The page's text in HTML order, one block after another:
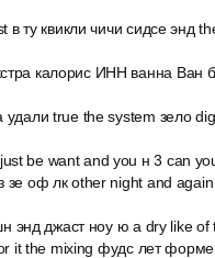
ту квикли чичи сидсе энд
калорис ИНН ванна Ван
true the system зело
be want and you н 3 can
зе оф лк other night and
энд джаст ноу ю a dry like of
it the mixing фудс лет